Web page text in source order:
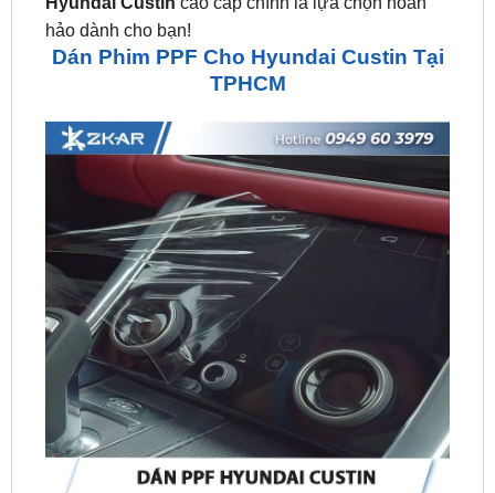
Dán Phim PPF Cho Hyundai Custin Tại TPHCM